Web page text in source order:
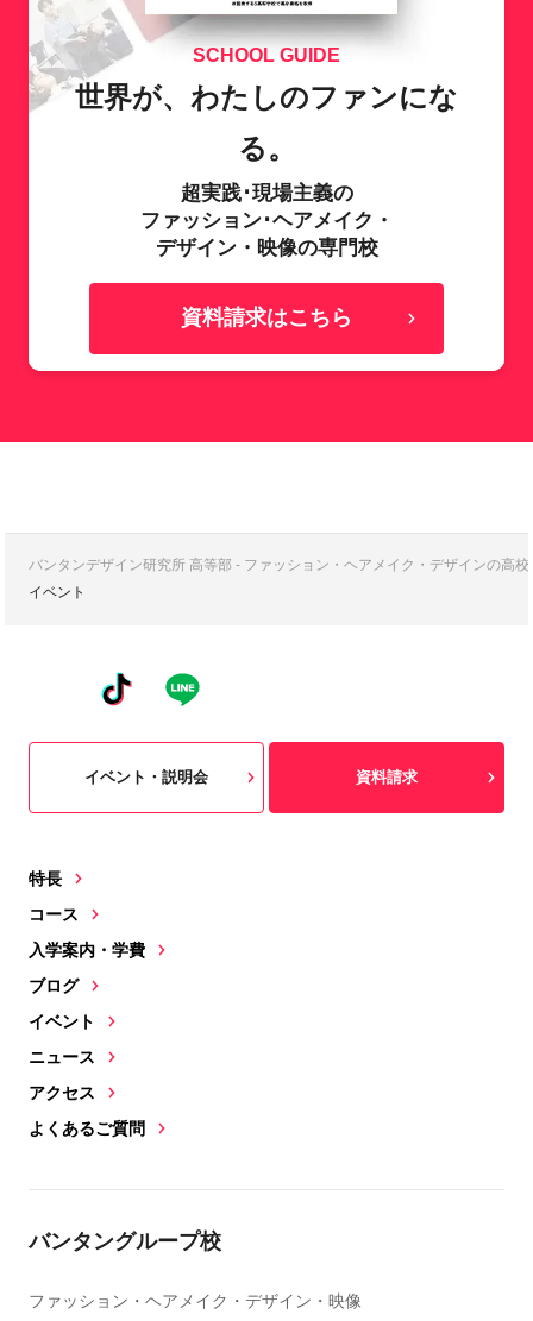
SCHOOL GUIDE
世界が、わたしのファンにな
る。
超実践･現場主義の
ファッション･ヘアメイク・
デザイン・映像の専門校
資料請求はこちら
バンタンデザイン研究所 高等部 - ファッション・ヘアメイク・デザインの高
イベント
特長
コース
入学案内・学費
ブログ
イベント
ニュース
アクセス
よくあるご質問
イベント・説明会 資料請求
バンタングループ校
ファッション・ヘアメイク・デザイン・映像